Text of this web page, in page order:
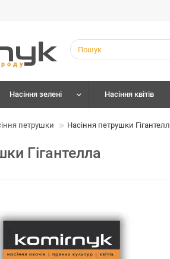
Насіння зелені Насіння квітів
петрушки Насіння петрушки
Гігантелла